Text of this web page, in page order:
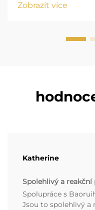
w...
Zobrazit více
Katherine
Spolehlivý a reakční
Spolupráce s
Jsou to spolehlivý a